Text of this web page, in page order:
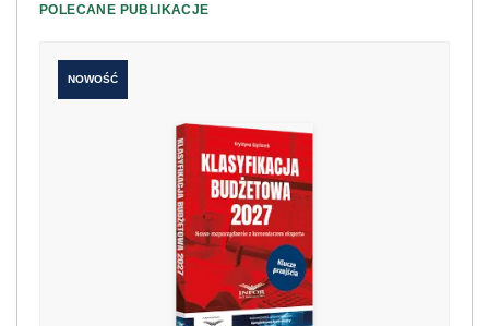
POLECANE PUBLIKACJE
NOWOŚĆ